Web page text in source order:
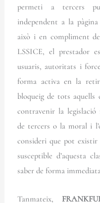
permeti a tercers
independent a la
això i en compliment
LSSICE, el prestador
usuaris, autoritats i
forma activa en la
bloqueig de tots
contravenir la
de tercers o la moral i
consideri que pot
susceptible d’aquesta
saber de forma
Tanmateix,